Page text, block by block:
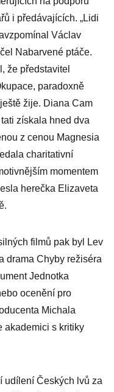
zónu?
i předávajících. „Lidi
Václav
Nabarvené ptáče.
že představitel
paradoxně
žije. Diana Cam
získala hned dva
z cenou Magnesia
charitativní
momentem
herečka Elizaveta
filmů pak byl Lev
drama Chyby režiséra
Jednotka
ocenění pro
Michala
akademici s kritiky
udílení Českých lvů za